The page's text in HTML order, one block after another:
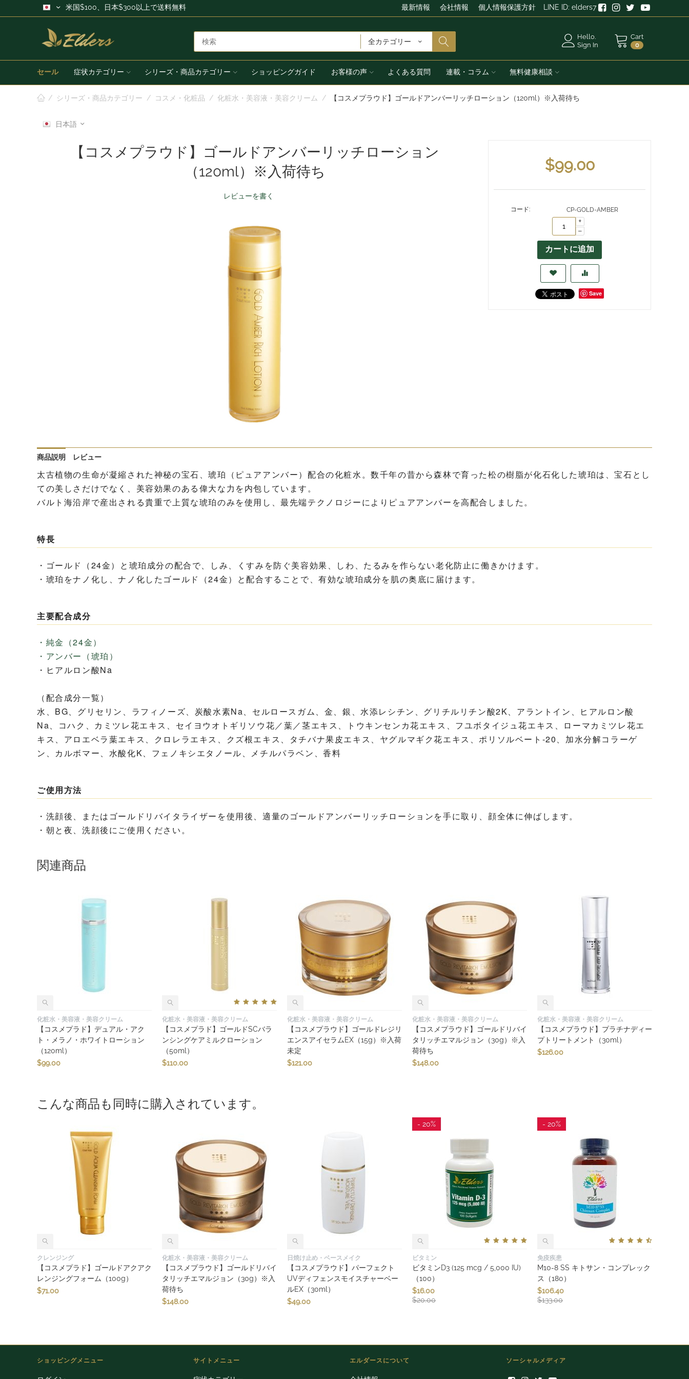
米国$100、日本$300以上で送料無料 LINE ID: elders7
最新情報 会社情報 個人情報保護方針
全カテゴリー
Cart
0
Hello.
Sign In
セール 症状カテゴリー シリーズ・商品カテゴリー ショッピングガイド お客様の声 よくある質問 連載・コラム 無料健康相談
/ シリーズ・商品カテゴリー / コスメ・化粧品 / 化粧水・美容液・美容クリーム / 【コスメプラウド】ゴールドアンバーリッチローション（120ml）※入荷待ち
日本語
【コスメプラウド】ゴールドアンバーリッチローション
（120ml）※入荷待ち
レビューを書く
$99.00
コード: CP-GOLD-AMBER
+
−
カートに追加
Save
商品説明 レビュー
太古植物の生命が凝縮された神秘の宝石、琥珀（ピュアアンバー）配合の化粧水。数千年の昔から森林で育った松の樹脂が化石化した琥珀は、宝石とし
ての美しさだけでなく、美容効果のある偉大な力を内包しています。
バルト海沿岸で産出される貴重で上質な琥珀のみを使用し、最先端テクノロジーによりピュアアンバーを高配合しました。
特長
・ゴールド（24金）と琥珀成分の配合で、しみ、くすみを防ぐ美容効果、しわ、たるみを作らない老化防止に働きかけます。
・琥珀をナノ化し、ナノ化したゴールド（24金）と配合することで、有効な琥珀成分を肌の奥底に届けます。
主要配合成分
・純金（24金）
・アンバー（琥珀）
・ヒアルロン酸Na
（配合成分一覧）
水、BG、グリセリン、ラフィノーズ、炭酸水素Na、セルロースガム、金、銀、水添レシチン、グリチルリチン酸2K、アラントイン、ヒアルロン酸
Na、コハク、カミツレ花エキス、セイヨウオトギリソウ花／葉／茎エキス、トウキンセンカ花エキス、フユボタイジュ花エキス、ローマカミツレ花エ
キス、アロエベラ葉エキス、クロレラエキス、クズ根エキス、タチバナ果皮エキス、ヤグルマギク花エキス、ポリソルベート-20、加水分解コラーゲ
ン、カルボマー、水酸化K、フェノキシエタノール、メチルパラベン、香料
ご使用方法
・洗顔後、またはゴールドリバイタライザーを使用後、適量のゴールドアンバーリッチローションを手に取り、顔全体に伸ばします。
・朝と夜、洗顔後にご使用ください。
関連商品
化粧水・美容液・美容クリーム
【コスメプラド】デュアル・アク
ト・メラノ・ホワイトローション
（120ml）
$99.00
化粧水・美容液・美容クリーム
【コスメプラド】ゴールドSCバラ
ンシングケアミルクローション
（50ml）
$110.00
化粧水・美容液・美容クリーム
【コスメプラウド】ゴールドレジリ
エンスアイセラムEX（15g）※入荷
未定
$121.00
化粧水・美容液・美容クリーム
【コスメプラウド】ゴールドリバイ
タリッチエマルジョン（30g）※入
荷待ち
$148.00
化粧水・美容液・美容クリーム
【コスメプラウド】プラチナディー
プトリートメント（30ml）
$126.00
こんな商品も同時に購入されています。
クレンジング
【コスメプラド】ゴールドアクアク
レンジングフォーム（100g）
$71.00
化粧水・美容液・美容クリーム
【コスメプラウド】ゴールドリバイ
タリッチエマルジョン（30g）※入
荷待ち
$148.00
日焼け止め・ベースメイク
【コスメプラウド】パーフェクト
UVディフェンスモイスチャーベー
ルEX（30ml）
$49.00
- 20%
ビタミン
ビタミンD3 (125 mcg / 5,000 IU)
（100）
$16.00
$20.00
- 20%
免疫疾患
M10-8 SS キトサン・コンプレック
ス（180）
$106.40
$133.00
ショッピングメニュー サイトメニュー エルダースについて ソーシャルメディア